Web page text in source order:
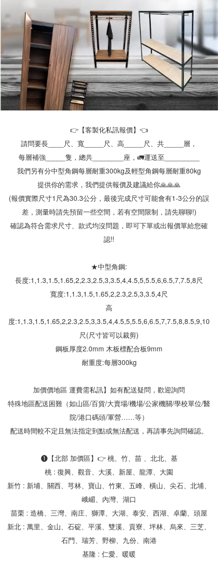
👉【客製化私訊報價】👈
請問要長____尺、寬_____尺、高_____尺、共_____層，
每層補強_____隻，總共________座，🚛運送至_________
我們另有分中型角鋼每層耐重300kg及輕型角鋼每層耐重80kg
提供你的需求，我們提供報價及建議給你🙏🙏🙏
(報價實際尺寸1尺為30.3公分，最後完成尺寸可能會有1-3公分的誤
差，測量時請先預留一些空間，若有空間限制，請先聊聊!)
確認為符合需求尺寸、款式均沒問題，即可下單或出報價單給您確
認!!
★中型角鋼:
長度:1,1.3,1.5,1.65,2,2.3,2.5,3,3.5,4,4.5,5,5.5,6,6.5,7,7.5,8尺
寬度:1,1.3,1.5,1.65,2,2.3,2.5,3,3.5,4尺
高
度:1,1.3,1.5,1.65,2,2.3,2.5,3,3.5,4,4.5,5,5.5,6,6.5,7,7.5,8,8.5,9,10
尺(尺寸皆可以裁剪)
鋼板厚度2.0mm 木板標配合板9mm
耐重度:每層300kg
加價價地區 運費需私訊】如有配送疑問，歡迎詢問
特殊地區配送困難（如山區/百貨/大賣場/機場/公家機關/學校單位/醫
院/港口碼頭/軍營……等）
配送時間較不定且無法指定到點或無法配送，再請事先詢問確認。
❶【北部 加價區】👉 桃、竹、苗 、北北、基
桃 : 復興、觀音、大溪、新屋、龍潭、大園
新竹 : 新埔、關西、芎林、寶山、竹東、五峰、橫山、尖石、北埔、
峨嵋、內灣、湖口
苗栗 : 造橋、三灣、南庄、獅潭、大湖、泰安、西湖、卓蘭、頭屋
新北 : 萬里、金山、石碇、平溪、雙溪、貢寮、坪林、烏來、三芝、
石門、瑞芳、野柳、九份、南港
基隆 : 仁愛、暖暖